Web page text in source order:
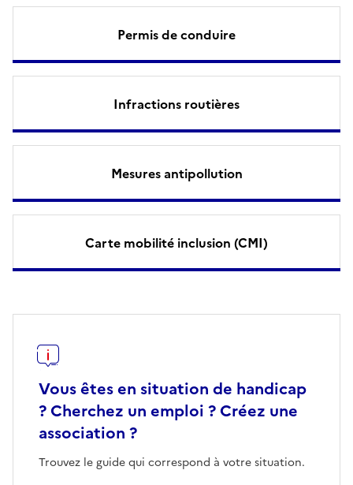
Permis de conduire
Infractions routières
Mesures antipollution
Carte mobilité inclusion (CMI)
Vous êtes en situation de handicap
? Cherchez un emploi ? Créez une
association ?
Trouvez le guide qui correspond à votre situation.